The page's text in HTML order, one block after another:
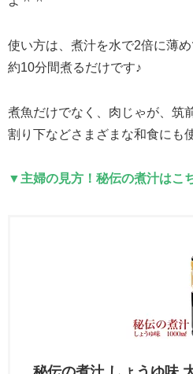
使い方は、煮汁を水で2倍に薄
約10分間煮るだけです♪
煮魚だけでなく、肉じゃが、筑
割り下などさまざまな和食にも
▼主婦の見方！秘伝の煮汁はこ